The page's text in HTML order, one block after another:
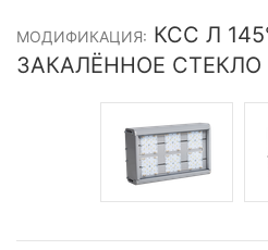
МОДИФИКАЦИЯ: КСС Л
ЗАКАЛЁННОЕ СТЕКЛО